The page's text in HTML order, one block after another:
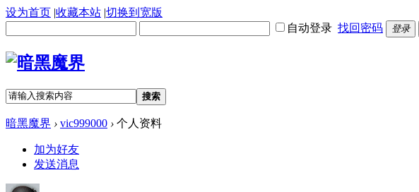
设为首页 |收藏本站 |切换到宽版
自动登录 找回密码 登录
搜索
暗黑魔界 › vic999000 › 个人资料
加为好友
发送消息